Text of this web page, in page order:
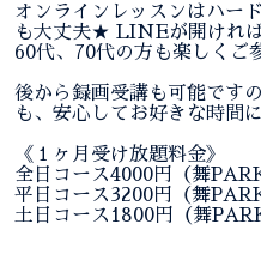
オンラインレッスンはハー
も大丈夫★ LINEが開ければ
60代、70代の方も楽しくご
後から録画受講も可能です
も、安心してお好きな時間
《１ヶ月受け放題料金》
全日コース4000円（舞
平日コース3200円（舞
土日コース1800円（舞